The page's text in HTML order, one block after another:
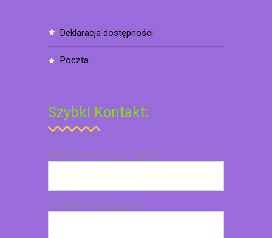
deklaracja dostępności
poczta
Szybki Kontakt:
Imię i nazwisko (wymagane)
Twój email (wymagane)